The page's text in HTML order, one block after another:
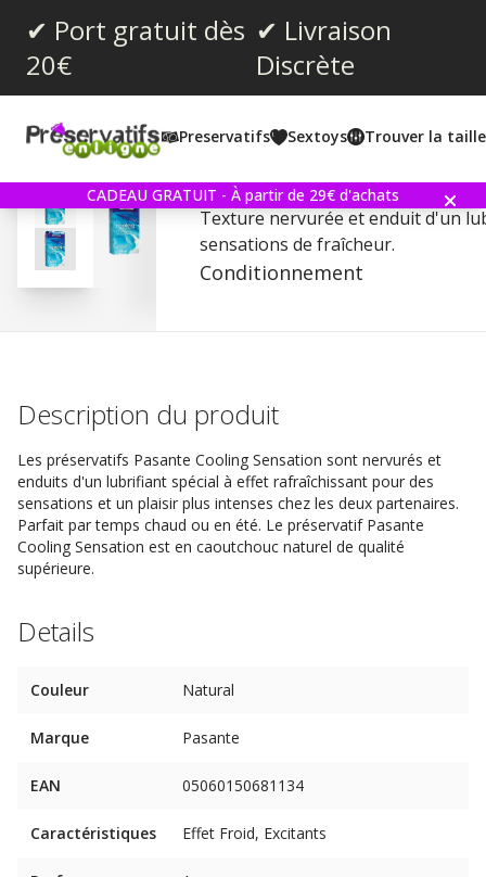
✔ Port gratuit dès
20€
✔ Livraison
Discrète
Preservatifs Sextoys Trouver la
CADEAU GRATUIT - À partir de 29€ d'achats
Commentaires (2)
Pasante Cooling
Texture nervurée et enduit d'un
sensations de fraîcheur.
Conditionnement
Description du produit
Les préservatifs Pasante Cooling Sensation sont nervurés et
enduits d'un lubrifiant spécial à effet rafraîchissant pour des
sensations et un plaisir plus intenses chez les deux partenaires.
Parfait par temps chaud ou en été. Le préservatif Pasante
Cooling Sensation est en caoutchouc naturel de qualité
supérieure.
Details
Couleur Natural
Marque Pasante
EAN 05060150681134
Caractéristiques Effet Froid, Excitants